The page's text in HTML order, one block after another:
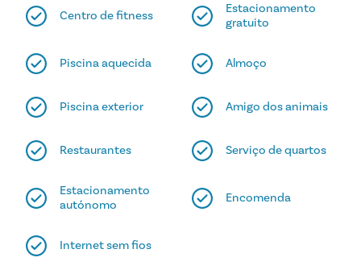
Centro de fitness
Estacionamento
gratuito
Piscina aquecida Almoço
Piscina exterior Amigo dos animais
Restaurantes Serviço de quartos
Estacionamento
autónomo
Encomenda
Internet sem fios